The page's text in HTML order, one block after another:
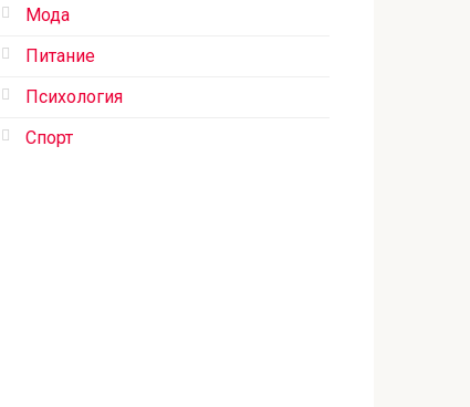
Мода
Питание
Психология
Спорт